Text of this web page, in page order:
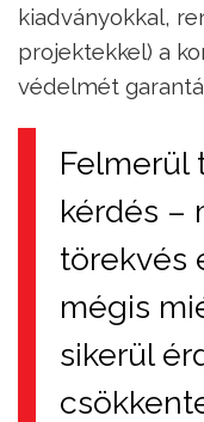
kiadványokkal,
projektekkel) a
védelmét
Felmerül
kérdés –
törekvés
mégis
sikerül